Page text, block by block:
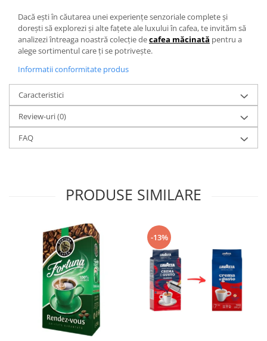
Dacă ești în căutarea unei experiențe senzoriale complete și
dorești să explorezi și alte fațete ale luxului în cafea, te invităm să
analizezi întreaga noastră colecție decafea măcinată pentru a
alege sortimentul care ți se potrivește.
Informatii conformitate produs
Caracteristici
Review-uri(0)
FAQ
PRODUSE SIMILARE
-13%